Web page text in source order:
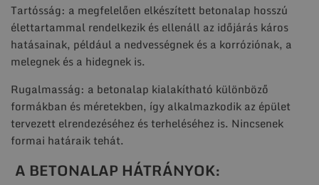
Tartósság: a megfelelően elkészített betonalap hosszú
élettartammal rendelkezik és ellenáll az időjárás káros
hatásainak, például a nedvességnek és a korróziónak, a
melegnek és a hidegnek is.
Rugalmasság: a betonalap kialakítható különböző
formákban és méretekben, így alkalmazkodik az épület
tervezett elrendezéséhez és terheléséhez is. Nincsenek
formai határaik tehát.
A BETONALAP HÁTRÁNYOK: